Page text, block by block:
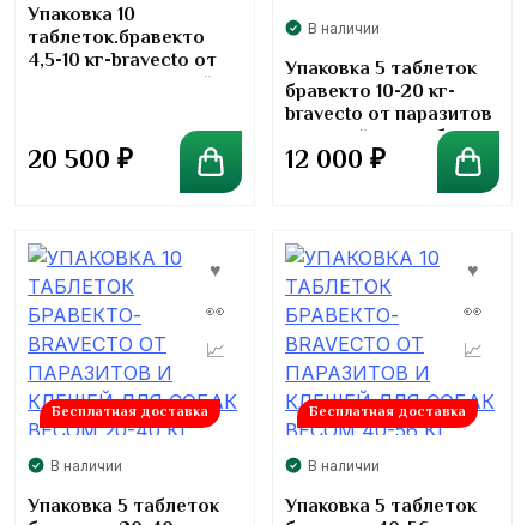
Упаковка 10
таблеток.бравекто
4,5-10 кг-bravecto от
паразитов и клещей
20 500 ₽
В наличии
Упаковка 5 таблеток
бравекто 10-20 кг-
bravecto от паразитов
и клещей для собак
весом. 500 мг
12 000 ₽
Бесплатная доставка
В наличии
Упаковка 5 таблеток
Бесплатная доставка
В наличии
Упаковка 5 таблеток